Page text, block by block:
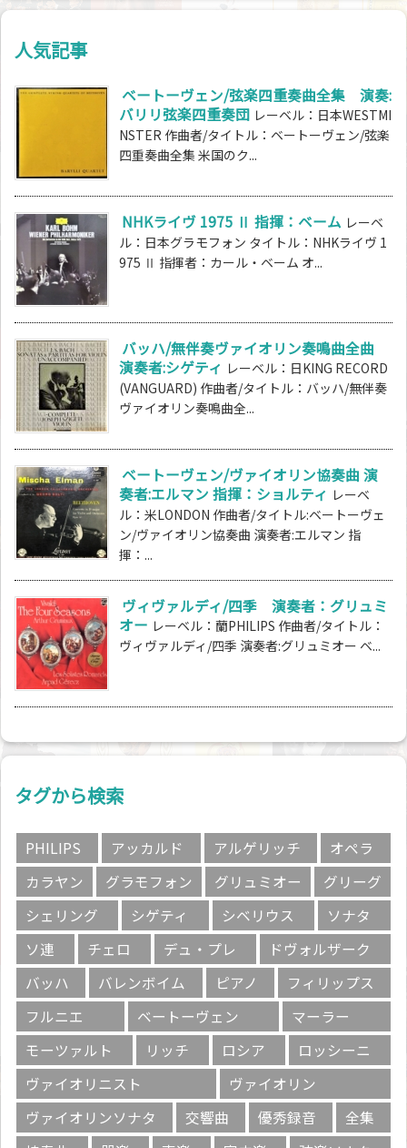
人気記事
ベートーヴェン/弦楽四重奏曲全集 演奏:
バリリ弦楽四重奏団 レーベル：日本WESTMI
NSTER 作曲者/タイトル：ベートーヴェン/弦楽
四重奏曲全集 米国のク...
NHKライヴ 1975 Ⅱ 指揮：ベーム レーベ
ル：日本グラモフォン タイトル：NHKライヴ 1
975 Ⅱ 指揮者：カール・ベーム オ...
バッハ/無伴奏ヴァイオリン奏鳴曲全曲
演奏者:シゲティ レーベル：日KING RECORD
(VANGUARD) 作曲者/タイトル：バッハ/無伴奏
ヴァイオリン奏鳴曲全...
ベートーヴェン/ヴァイオリン協奏曲 演
奏者:エルマン 指揮：ショルティ レーベ
ル：米LONDON 作曲者/タイトル:ベートーヴェ
ン/ヴァイオリン協奏曲 演奏者:エルマン 指
揮：...
ヴィヴァルディ/四季 演奏者：グリュミ
オー レーベル：蘭PHILIPS 作曲者/タイトル：
ヴィヴァルディ/四季 演奏者:グリュミオー ベ...
タグから検索
PHILIPS アッカルド アルゲリッチ
オペラ
カラヤン
グラモフォン グリュミオー
グリーグ
シェリング
シゲティ シベリウス
ソナタ
ソ連
チェロ デュ・プレ
ドヴォルザーク
バッハ
バレンボイム ピアノ
フィリップス
フルニエ
ベートーヴェン
マーラー
モーツァルト
リッチ ロシア
ロッシーニ
ヴァイオリニスト
ヴァイオリン
ヴァイオリンソナタ
交響曲 優秀録音
全集